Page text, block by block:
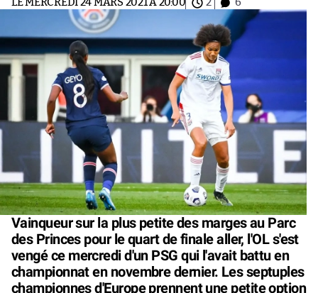
LE MERCREDI 24 MARS 2021 À 20:00 2' 6
Vainqueur sur la plus petite des marges au Parc
des Princes pour le quart de finale aller, l'OL s'est
vengé ce mercredi d'un PSG qui l'avait battu en
championnat en novembre dernier. Les septuples
championnes d'Europe prennent une petite option